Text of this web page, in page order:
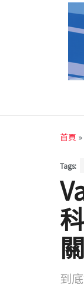
首頁 »
Tags:
到